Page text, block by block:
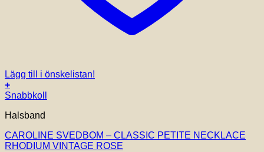
Lägg till i önskelistan!
+
Snabbkoll
Halsband
CAROLINE SVEDBOM – CLASSIC PETITE NECKLACE
RHODIUM VINTAGE ROSE